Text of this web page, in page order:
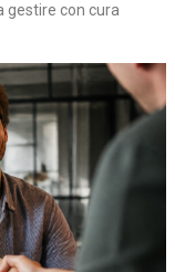
gestire con cura